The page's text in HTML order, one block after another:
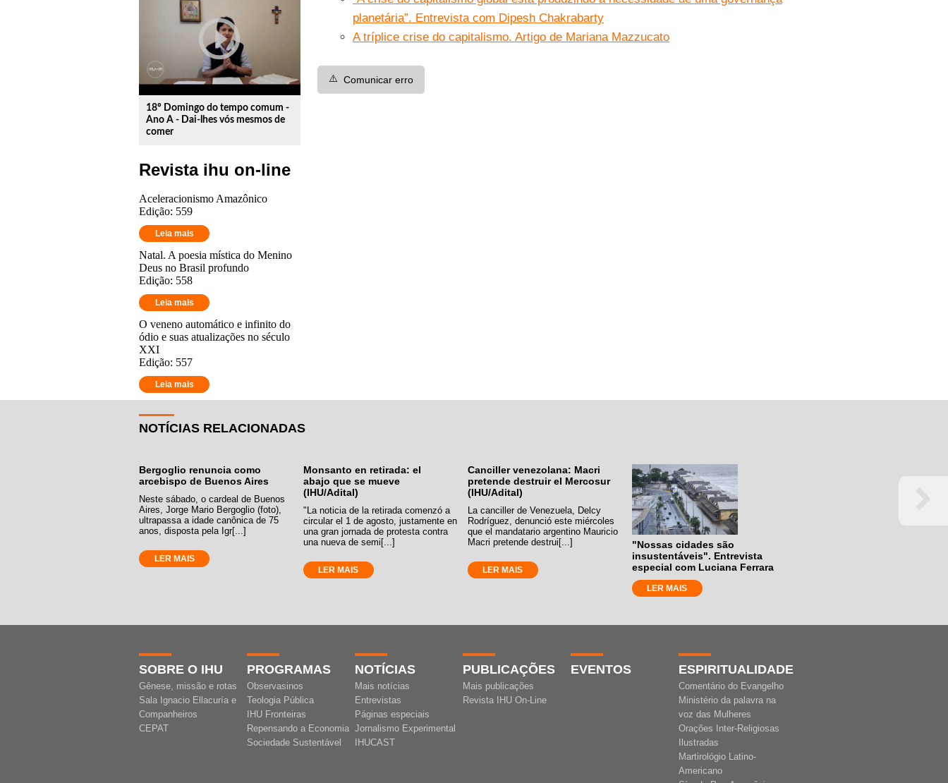
play_circle_outline
18º Domingo do tempo comum -
Ano A - Dai-lhes vós mesmos de
comer
Revista ihu on-line
Aceleracionismo Amazônico
Edição: 559
Leia mais
Natal. A poesia mística do Menino
Deus no Brasil profundo
Edição: 558
Leia mais
O veneno automático e infinito do
ódio e suas atualizações no século
XXI
Edição: 557
Leia mais
planetária”. Entrevista com Dipesh Chakrabarty
A tríplice crise do capitalismo. Artigo de Mariana Mazzucato
⚠️ Comunicar erro
NOTÍCIAS RELACIONADAS
Bergoglio renuncia como
arcebispo de Buenos Aires
Neste sábado, o cardeal de Buenos
Aires, Jorge Mario Bergoglio (foto),
ultrapassa a idade canônica de 75
anos, disposta pela Igr[...]
LER MAIS
Monsanto en retirada: el
abajo que se mueve
(IHU/Adital)
"La noticia de la retirada comenzó a
circular el 1 de agosto, justamente en
una gran jornada de protesta contra
una nueva de semi[...]
LER MAIS
Canciller venezolana: Macri
pretende destruir el Mercosur
(IHU/Adital)
La canciller de Venezuela, Delcy
Rodríguez, denunció este miércoles
que el mandatario argentino Mauricio
Macri pretende destrui[...]
LER MAIS
"Nossas cidades são
insustentáveis". Entrevista
especial com Luciana Ferrara
LER MAIS
SOBRE O IHU
Gênese, missão e rotas
Sala Ignacio Ellacuría e
Companheiros
CEPAT
PROGRAMAS
Observasinos
Teologia Pública
IHU Fronteiras
Repensando a Economia
Sociedade Sustentável
NOTÍCIAS
Mais notícias
Entrevistas
Páginas especiais
Jornalismo Experimental
IHUCAST
PUBLICAÇÕES
Mais publicações
Revista IHU On-Line
EVENTOS ESPIRITUALIDADE
Comentário do Evangelho
Ministério da palavra na
voz das Mulheres
Orações Inter-Religiosas
Ilustradas
Martirológio Latino-
Americano